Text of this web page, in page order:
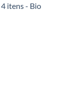
itens - Bio